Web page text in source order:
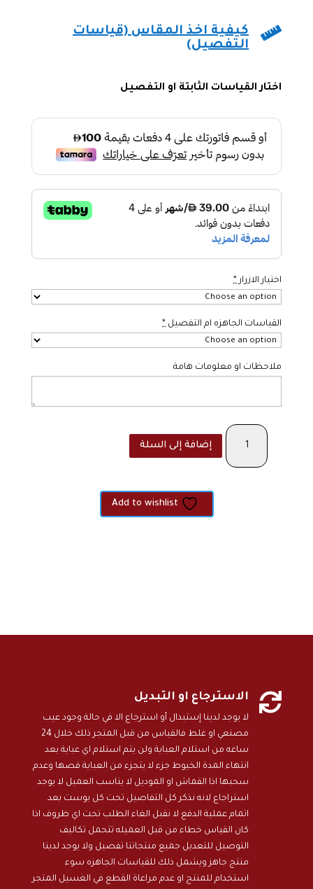

كيفية اخذ المقاس (قياسات
التفصيل)
اختار القياسات الثابتة او التفصيل
اختيار الازرار *
القياسات الجاهزه ام التفصيل *
ملاحظات او معلومات هامة
كمية
Morouj
إضافة إلى السلة
Add to wishlist
 الاسترجاع او التبديل
لا يوجد لدينا إستبدال أو استرجاع الا في حالة وجود عيب
مصنعي او غلط فالقياس من قبل المتجر ذلك خلال 24
ساعه من استلام العباية ولن يتم استلام اي عباية بعد
انتهاء المدة الخيوط جزء لا يتجزء من العباية قصها وعدم
سحبها اذا القماش او الموديل لا يناسب العميل لا يوجد
استراجاع لانه نذكر كل التفاصيل تحت كل بوست بعد
اتمام عملية الدفع لا نقبل الغاء الطلب تحت اي ظروف اذا
كان القياس خطاء من قبل العميله تتحمل تكاليف
التوصيل للتعديل جميع منتجاتنا تفصيل ولا يوجد لدينا
منتج جاهز ويشمل ذلك للقياسات الجاهزه سوء
استخدام للمنتج او عدم مراعاة القطع في الغسيل المتجر